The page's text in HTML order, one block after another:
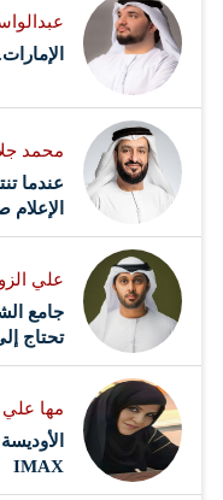
محمد
عندما
علي
جامع
تحتاج
مها علي
IMAX